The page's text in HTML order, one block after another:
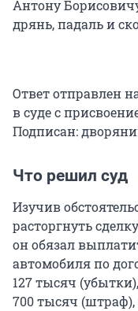
Антону
дрянь, падаль и
Ответ отправлен
в суде с
Подписан:
Что решил суд
Изучив
расторгнуть
он обязал
автомобиля по
127 тысяч
700 тысяч